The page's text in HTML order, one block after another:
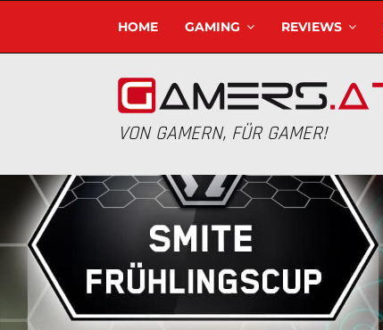
HOME GAMING REVIEWS
VON GAMERN, FÜR GAMER!